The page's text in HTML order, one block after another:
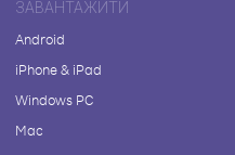
ЗАВАНТАЖИТИ
Android
iPhone & iPad
Windows PC
Mac